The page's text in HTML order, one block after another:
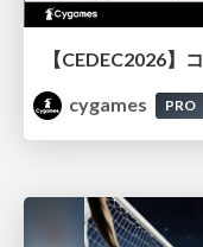
cygames
PRO